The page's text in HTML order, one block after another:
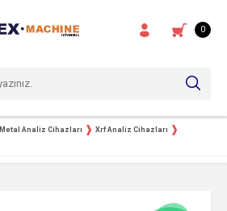
0
Metal Analiz Cihazları Xrf Analiz Cihazları